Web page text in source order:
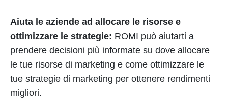
Aiuta le aziende ad allocare le risorse e
ottimizzare le strategie: ROMI può aiutarti a
prendere decisioni più informate su dove allocare
le tue risorse di marketing e come ottimizzare le
tue strategie di marketing per ottenere rendimenti
migliori.